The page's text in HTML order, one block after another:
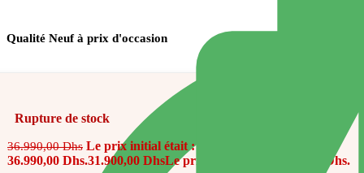
Qualité Neuf à prix d'occasion
Rupture de stock
36.990,00Dhs Le prix initial était :
36.990,00 Dhs.31.900,00 DhsLe prix actuel est : 31.900,00 Dhs.